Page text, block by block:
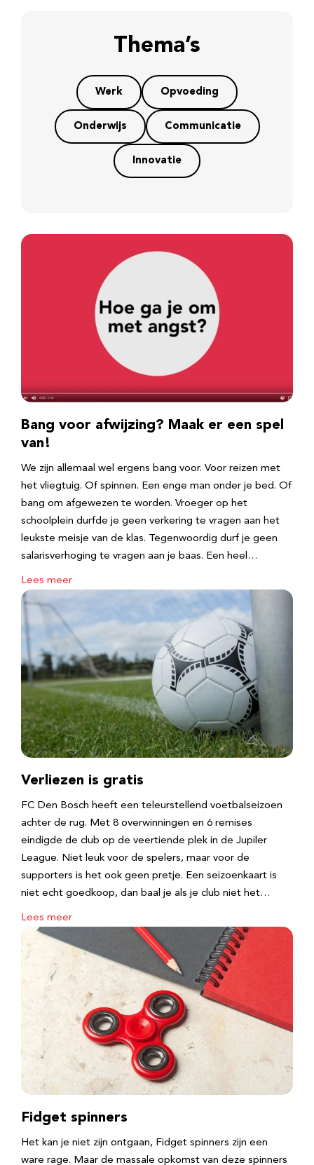
Thema’s
Werk Opvoeding
Onderwijs Communicatie
Innovatie
Bang voor afwijzing? Maak er een spel
van!
We zijn allemaal wel ergens bang voor. Voor reizen met
het vliegtuig. Of spinnen. Een enge man onder je bed. Of
bang om afgewezen te worden. Vroeger op het
schoolplein durfde je geen verkering te vragen aan het
leukste meisje van de klas. Tegenwoordig durf je geen
salarisverhoging te vragen aan je baas. Een heel…
Lees meer
Verliezen is gratis
FC Den Bosch heeft een teleurstellend voetbalseizoen
achter de rug. Met 8 overwinningen en 6 remises
eindigde de club op de veertiende plek in de Jupiler
League. Niet leuk voor de spelers, maar voor de
supporters is het ook geen pretje. Een seizoenkaart is
niet echt goedkoop, dan baal je als je club niet het…
Lees meer
Fidget spinners
Het kan je niet zijn ontgaan, Fidget spinners zijn een
ware rage. Maar de massale opkomst van deze spinners